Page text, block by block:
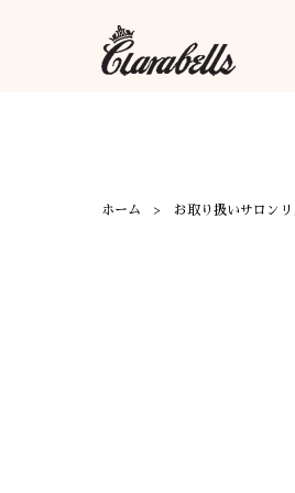
ホーム お取り扱いサロンリ